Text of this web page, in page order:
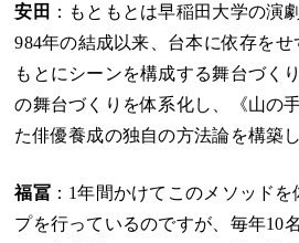
安田 ：もともとは早稲田大学の演
984年の結成以来、台本に依存を
もとにシーンを構成する舞台づく
の舞台づくりを体系化し、《山の
た俳優養成の独自の方法論を構築し
福冨：1年間かけてこのメソッド
プを行っているのですが、毎年10